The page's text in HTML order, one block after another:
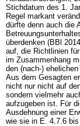
Stichdatum des 1.
Regel markant
dürfte denn auch die
überdenken (BBl
auf, die Richtlinien
im Zusammenhang
den (nach-)
Aus dem Gesagten
nicht nur nicht auf
sondern vielmehr
aufzugeben ist. Für
Ausdehnung einer
wie sie in E. 4.7.6